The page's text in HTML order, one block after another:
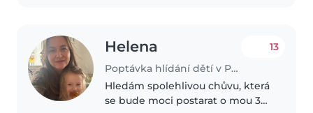
Helena
Poptávka hlídání dětí v Praha
13
Hledám spolehlivou chůvu, která
se bude moci postarat o mou 3